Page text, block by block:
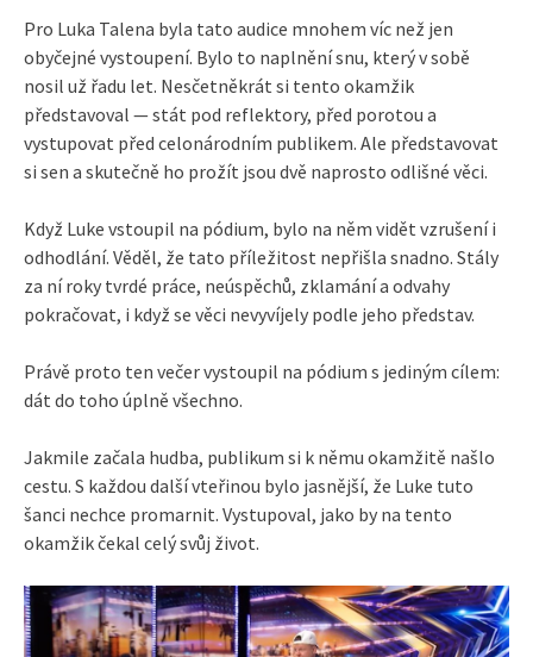
Pro Luka Talena byla tato audice mnohem víc než jen
obyčejné vystoupení. Bylo to naplnění snu, který v sobě
nosil už řadu let. Nesčetněkrát si tento okamžik
představoval — stát pod reflektory, před porotou a
vystupovat před celonárodním publikem. Ale představovat
si sen a skutečně ho prožít jsou dvě naprosto odlišné věci.
Když Luke vstoupil na pódium, bylo na něm vidět vzrušení i
odhodlání. Věděl, že tato příležitost nepřišla snadno. Stály
za ní roky tvrdé práce, neúspěchů, zklamání a odvahy
pokračovat, i když se věci nevyvíjely podle jeho představ.
Právě proto ten večer vystoupil na pódium s jediným cílem:
dát do toho úplně všechno.
Jakmile začala hudba, publikum si k němu okamžitě našlo
cestu. S každou další vteřinou bylo jasnější, že Luke tuto
šanci nechce promarnit. Vystupoval, jako by na tento
okamžik čekal celý svůj život.